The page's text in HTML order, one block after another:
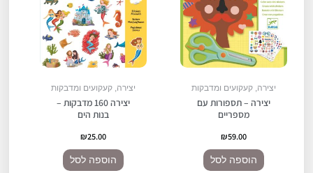
יצירה, קעקועים ומדבקות
יצירה – תספורות עם
מספריים
₪59.00
הוספה לסל
יצירה, קעקועים ומדבקות
יצירה 160 מדבקות –
בנות הים
₪25.00
הוספה לסל